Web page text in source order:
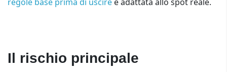
Il rischio principale